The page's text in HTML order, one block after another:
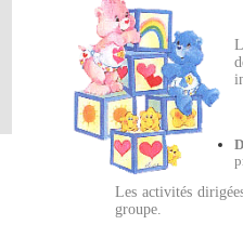
Les activités
groupe.